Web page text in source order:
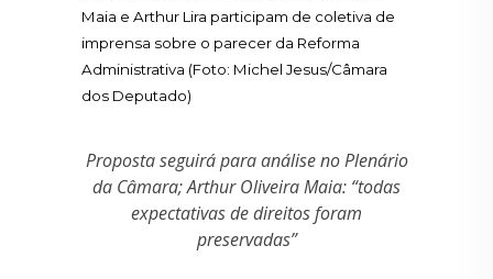
Maia e Arthur Lira participam de coletiva de
imprensa sobre o parecer da Reforma
Administrativa (Foto: Michel Jesus/Câmara
dos Deputado)
Proposta seguirá para análise no Plenário
da Câmara; Arthur Oliveira Maia: “todas
expectativas de direitos foram
preservadas”